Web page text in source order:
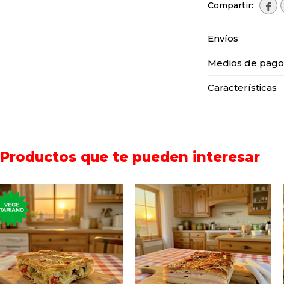

Envíos
Medios de pago
Características
Productos que te pueden interesar
Porción de tarta rellena
con zapallitos, cebolla y
morrón.
Porción de tarta rellena
con jamón y queso,